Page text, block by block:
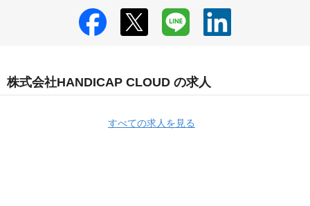
株式会社HANDICAP CLOUD の求人
すべての求人を見る